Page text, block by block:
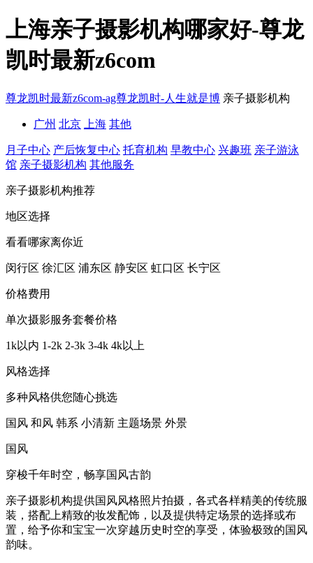
上海亲子摄影机构哪家好-尊龙
凯时最新z6com
尊龙凯时最新z6com-ag尊龙凯时-人生就是博 亲子摄影机构
广州 北京 上海 其他
月子中心 产后恢复中心 托育机构 早教中心 兴趣班 亲子游泳
馆 亲子摄影机构 其他服务
亲子摄影机构推荐
地区选择
看看哪家离你近
闵行区 徐汇区 浦东区 静安区 虹口区 长宁区
价格费用
单次摄影服务套餐价格
1k以内 1-2k 2-3k 3-4k 4k以上
风格选择
多种风格供您随心挑选
国风 和风 韩系 小清新 主题场景 外景
国风
穿梭千年时空，畅享国风古韵
亲子摄影机构提供国风风格照片拍摄，各式各样精美的传统服
装，搭配上精致的妆发配饰，以及提供特定场景的选择或布
置，给予你和宝宝一次穿越历史时空的享受，体验极致的国风
韵味。